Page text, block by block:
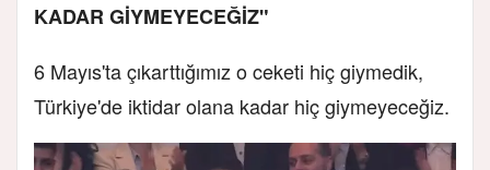
KADAR GİYMEYECEĞİZ"
6 Mayıs'ta çıkarttığımız o ceketi hiç giymedik,
Türkiye'de iktidar olana kadar hiç giymeyeceğiz.